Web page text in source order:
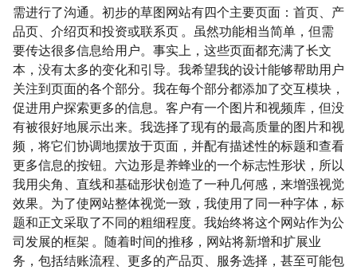
需进行了沟通。初步的草图网站有四个主要页面：首页、产
品页、介绍页和投资或联系页 。虽然功能相当简单，但需
要传达很多信息给用户。事实上，这些页面都充满了长文
本，没有太多的变化和引导。我希望我的设计能够帮助用户
关注到页面的各个部分。我在每个部分都添加了交互模块，
促进用户探索更多的信息。客户有一个图片和视频库，但没
有被很好地展示出来。我选择了现有的最高质量的图片和视
频，将它们协调地摆放于页面，并配有描述性的标题和查看
更多信息的按钮。六边形是养蜂业的一个标志性形状，所以
我用尖角、直线和基础形状创造了一种几何感，来增强视觉
效果。为了使网站整体视觉一致，我使用了同一种字体，标
题和正文采取了不同的粗细程度。我始终将这个网站作为公
司发展的框架 。随着时间的推移，网站将新增和扩展业
务，包括结账流程、更多的产品页、服务选择，甚至可能包